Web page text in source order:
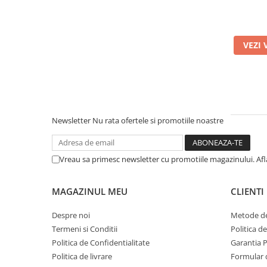
Paturi copii
Masa si scaune gradinita
Seturi comode living si dormitor
VEZI
Newsletter Nu rata ofertele si promotiile noastre
Vreau sa primesc newsletter cu promotiile magazinului.
MAGAZINUL MEU
Despre noi
Termeni si Conditii
Politica de Confidentialitate
Politica de livrare
CLIENTI
Metode
Politica
Garantia
Formular